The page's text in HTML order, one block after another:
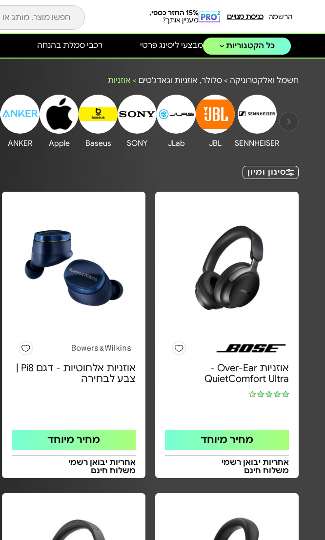
הרשמה כניסת מנויים
15% החזר כספי,
מעניין אותך?
כל הקטגוריות מבצעי ליסינג פרטי רכבי סמלת בהנחה
חשמל ואלקטרוניקה > סלולר, אוזניות וגאדג'טים > אוזניות
SENNHEISER
JBL
JLab
SONY
Baseus
Apple
ANKER
סינון ומיון
אוזניות Over-Ear‏ -
QuietComfort Ultra
מחיר מיוחד
אחריות יבואן רשמי
משלוח חינם
אוזניות אלחוטיות - דגם Pi8 |
צבע לבחירה
מחיר מיוחד
אחריות יבואן רשמי
משלוח חינם